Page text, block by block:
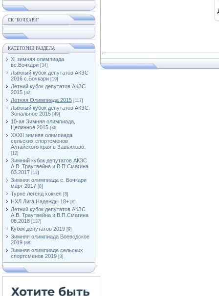
СК "БОЧКАРИ"
КАТЕГОРИИ РАЗДЕЛА
XI зимняя олимпиада
вс.Бочкари [34]
Лыжный кубок депутатов АКЗС
2016 с.Бочкари [19]
Летний кубок депутатов АКЗС
2015 [32]
Летняя Олимпиада 2015 [117]
Лыжный кубок депутатов АКЗС.
Зональное 2015 [49]
10-ая Зимняя олимпиада,
Целинное 2015 [36]
XXXII зимняя олимпиада
сельских спортсменов
Алтайского края в Завьялово.
[12]
Зимний кубок депутатов АКЗС
А.В. Траутвейна и В.П.Смагина
03.2017 [12]
Зимняя олимпиада с. Бочкари
март 2017 [8]
Турне легенд хоккея [8]
НХЛ Лига Надежды 18+ [6]
Летний кубок депутатов АКЗС
А.В. Траутвейна и В.П.Смагина
08.2018 [137]
Кубок депутатов 2019 [9]
Зимняя олимпиада Воеводское
2019 [88]
Зимняя олимпиада сельских
спортсменов 2019 [3]